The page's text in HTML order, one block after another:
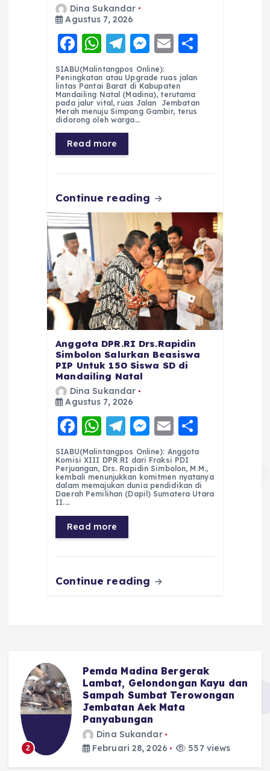
Dina Sukandar
Agustus 7, 2026
F
a
c
e
b
o
o
k
W
h
a
ts
A
p
p
T
el
e
g
r
a
m
M
e
ss
e
n
E
ai
l
re
SIABU(Malintangpos Online):
Peningkatan atau Upgrade ruas jalan
lintas Pantai Barat di Kabupaten
Mandailing Natal (Madina), terutama
pada jalur vital, ruas Jalan Jembatan
Merah menuju Simpang Gambir, terus
didorong oleh warga…
Read more
Continue reading
Anggota DPR.RI Drs.Rapidin
Simbolon Salurkan Beasiswa
PIP Untuk 150 Siswa SD di
Mandailing Natal
Dina Sukandar
Agustus 7, 2026
F
a
c
e
b
o
o
k
W
h
a
ts
A
p
p
T
el
e
g
r
a
m
M
e
ss
e
n
E
m
ai
l
h
a
re
SIABU(Malintangpos Online): Anggota
Komisi XIII DPR RI dari Fraksi PDI
Perjuangan, Drs. Rapidin Simbolon, M.M.,
kembali menunjukkan komitmen nyatanya
dalam memajukan dunia pendidikan di
Daerah Pemilihan (Dapil) Sumatera Utara
II.…
Read more
Continue reading
2
Pemda Madina Bergerak
Lambat, Gelondongan Kayu dan
Sampah Sumbat Terowongan
Jembatan Aek Mata
Panyabungan
Dina Sukandar
Februari 28, 2026
557 views